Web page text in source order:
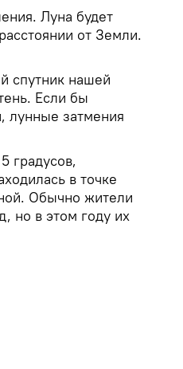
Луна будет
от Земли.
спутник нашей
Если бы
лунные затмения
градусов,
в точке
Обычно жители
но в этом году их